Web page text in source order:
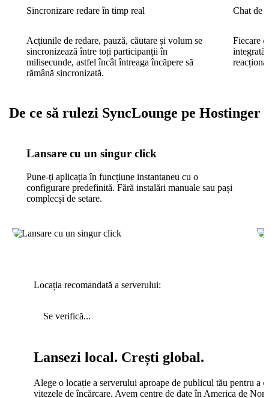
Sincronizare redare în timp real
Acțiunile de redare, pauză, căutare și volum se
sincronizează între toți participanții în
milisecunde, astfel încât întreaga încăpere să
rămână sincronizată.
Chat de
Fiecare
De ce să rulezi SyncLounge pe Hostinger
Lansare cu un singur click
Pune-ți aplicația în funcțiune instantaneu cu o
configurare predefinită. Fără instalări manuale sau pași
complecși de setare.
Locația recomandată a serverului:
Se verifică...
Lansezi local. Crești global.
Alege o locație a serverului aproape de publicul tău pentru a
vitezele de încărcare. Avem centre de date în America de